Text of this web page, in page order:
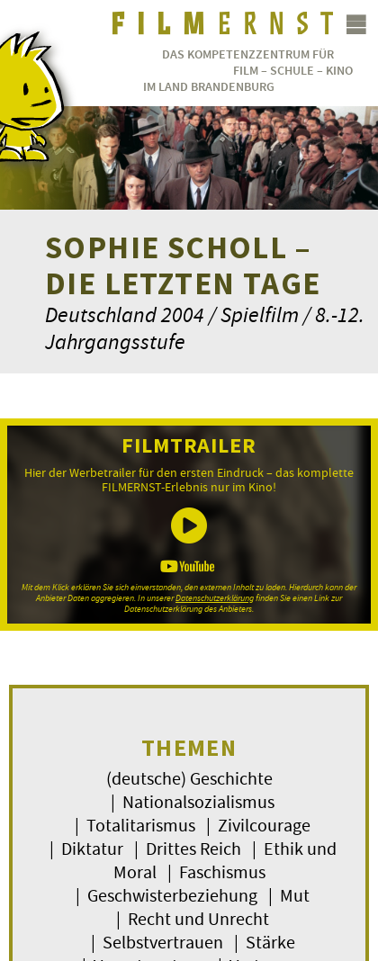
DAS KOMPETENZZENTRUM FÜR
FILM – SCHULE – KINO
IM LAND BRANDENBURG
SOPHIE SCHOLL –
DIE LETZTEN TAGE
Deutschland 2004 / Spielfilm / 8.-12.
Jahrgangsstufe
FILMTRAILER
Hier der Werbetrailer für den ersten Eindruck – das komplette
FILMERNST-Erlebnis nur im Kino!
Mit dem Klick erklären Sie sich einverstanden, den externen Inhalt zu laden. Hierdurch kann der
Anbieter Daten aggregieren. In unsererDatenschutzerklärungfinden Sie einen Link zur
Datenschutzerklärung des Anbieters.
THEMEN
(deutsche) Geschichte
| Nationalsozialismus
| Totalitarismus | Zivilcourage
| Diktatur | Drittes Reich | Ethik und
Moral | Faschismus
| Geschwisterbeziehung | Mut
| Recht und Unrecht
| Selbstvertrauen | Stärke